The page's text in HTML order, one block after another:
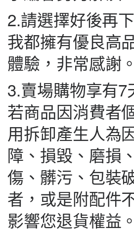
2.請選擇好後再
我都擁有優良高
體驗，非常感謝。
3.賣場購物享有7
若商品因消費者
用拆卸產生人為
障、損毀、磨損
傷、髒污、包裝
者，或是附配件
影響您退貨權益。